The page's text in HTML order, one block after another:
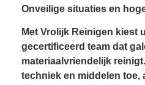
Onveilige situaties en
Met Vrolijk Reinigen kiest
gecertificeerd team dat
materiaalvriendelijk
techniek en middelen toe,